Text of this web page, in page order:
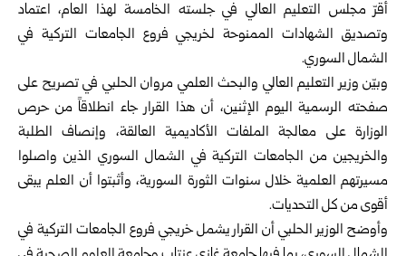
أقرّ مجلس التعليم العالي في جلسته الخامسة لهذا العام، اعتماد
وتصديق الشهادات ‏الممنوحة لخريجي فروع الجامعات التركية في
الشمال السوري.‏
وبيّن وزير التعليم العالي والبحث العلمي مروان الحلبي في تصريح على
صفحته ‏الرسمية اليوم الإثنين، أن هذا القرار جاء انطلاقاً من حرص
الوزارة على معالجة ‏الملفات الأكاديمية العالقة، وإنصاف الطلبة
والخريجين من الجامعات التركية في ‏الشمال السوري الذين واصلوا
مسيرتهم العلمية خلال سنوات الثورة السورية، ‏وأثبتوا أن العلم يبقى
أقوى من كل التحديات.‏
وأوضح الوزير الحلبي أن القرار يشمل خريجي فروع الجامعات التركية في